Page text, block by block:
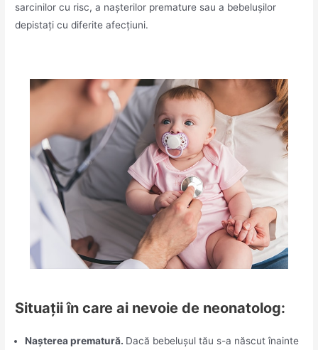
sarcinilor cu risc, a nașterilor premature sau a bebelușilor
depistați cu diferite afecțiuni.
Situații în care ai nevoie de neonatolog:
Nașterea prematură. Dacă bebelușul tău s-a născut înainte